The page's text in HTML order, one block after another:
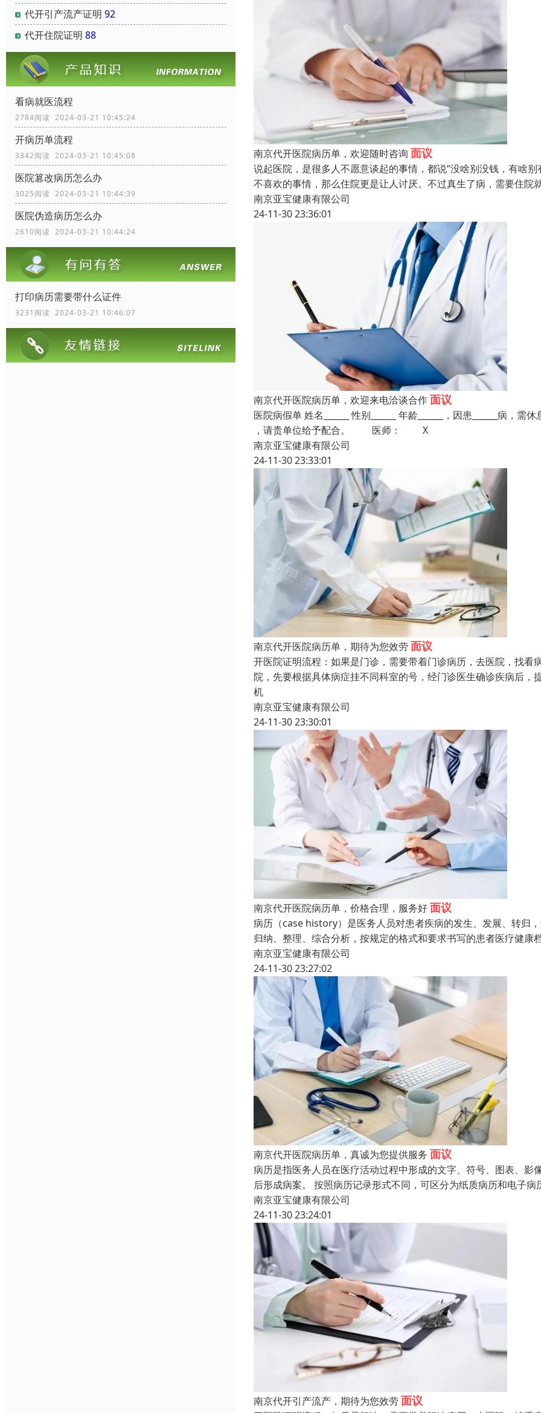
代开引产流产证明 92
代开住院证明 88
看病就医流程
2784阅读 2024-03-21 10:45:24
开病历单流程
3342阅读 2024-03-21 10:45:08
医院篡改病历怎么办
3025阅读 2024-03-21 10:44:39
医院伪造病历怎么办
2610阅读 2024-03-21 10:44:24
打印病历需要带什么证件
3231阅读 2024-03-21 10:46:07
南京代开医院病历单，欢迎随时咨询 面议
说起医院，是很多人不愿意谈起的事情，都说“没啥别没钱，有啥
不喜欢的事情，那么住院更是让人讨厌。不过真生了病，需要住
南京亚宝健康有限公司
24-11-30 23:36:01
南京代开医院病历单，欢迎来电洽谈合作面议
医院病假单 姓名______ 性别______ 年龄______，因患______病，需休
，请贵单位给予配合。 医师： X
南京亚宝健康有限公司
24-11-30 23:33:01
南京代开医院病历单，期待为您效劳面议
开医院证明流程：如果是门诊，需要带着门诊病历，去医院，找
院，先要根据具体病症挂不同科室的号，经门诊医生确诊疾病后
机
南京亚宝健康有限公司
24-11-30 23:30:01
南京代开医院病历单，价格合理，服务好面议
病历（case history）是医务人员对患者疾病的发生、发展、转归
归纳、整理、综合分析，按规定的格式和要求书写的患者医疗健
南京亚宝健康有限公司
24-11-30 23:27:02
南京代开医院病历单，真诚为您提供服务 面议
病历是指医务人员在医疗活动过程中形成的文字、符号、图表、
后形成病案。 按照病历记录形式不同，可区分为纸质病历和电子
南京亚宝健康有限公司
24-11-30 23:24:01
南京代开引产流产，期待为您效劳面议